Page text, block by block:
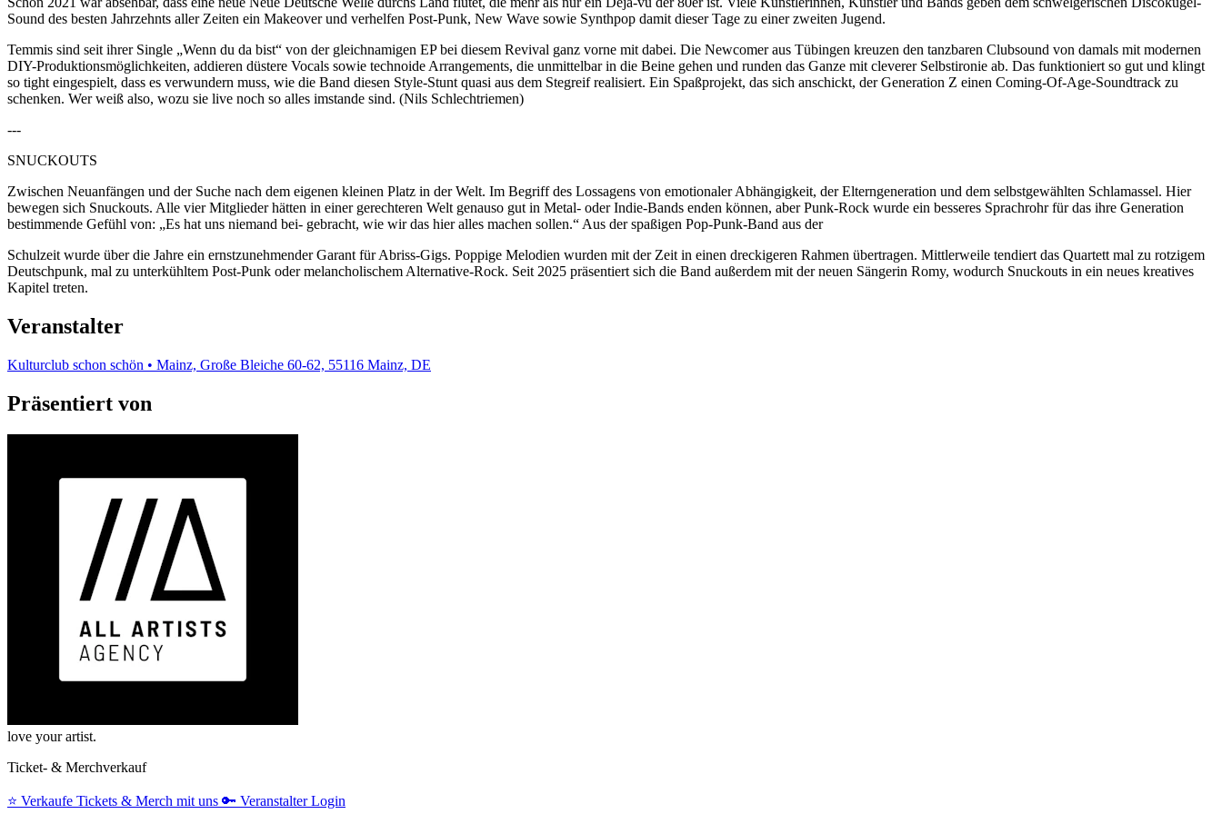
Sound des besten Jahrzehnts aller Zeiten ein Makeover und verhelfen Post-Punk, New Wave sowie Synthpop damit dieser Tage zu einer zweiten Jugend.
Temmis sind seit ihrer Single „Wenn du da bist“ von der gleichnamigen EP bei diesem Revival ganz vorne mit dabei. Die Newcomer aus Tübingen kreuzen den tanzbaren Clubsound von damals mit modernen
DIY-Produktionsmöglichkeiten, addieren düstere Vocals sowie technoide Arrangements, die unmittelbar in die Beine gehen und runden das Ganze mit cleverer Selbstironie ab. Das funktioniert so gut und klingt
so tight eingespielt, dass es verwundern muss, wie die Band diesen Style-Stunt quasi aus dem Stegreif realisiert. Ein Spaßprojekt, das sich anschickt, der Generation Z einen Coming-Of-Age-Soundtrack zu
schenken. Wer weiß also, wozu sie live noch so alles imstande sind. (Nils Schlechtriemen)
---
SNUCKOUTS
Zwischen Neuanfängen und der Suche nach dem eigenen kleinen Platz in der Welt. Im Begriff des Lossagens von emotionaler Abhängigkeit, der Elterngeneration und dem selbstgewählten Schlamassel. Hier
bewegen sich Snuckouts. Alle vier Mitglieder hätten in einer gerechteren Welt genauso gut in Metal- oder Indie-Bands enden können, aber Punk-Rock wurde ein besseres Sprachrohr für das ihre Generation
bestimmende Gefühl von: „Es hat uns niemand bei- gebracht, wie wir das hier alles machen sollen.“ Aus der spaßigen Pop-Punk-Band aus der
Schulzeit wurde über die Jahre ein ernstzunehmender Garant für Abriss-Gigs. Poppige Melodien wurden mit der Zeit in einen dreckigeren Rahmen übertragen. Mittlerweile tendiert das Quartett mal zu rotzigem
Deutschpunk, mal zu unterkühltem Post-Punk oder melancholischem Alternative-Rock. Seit 2025 präsentiert sich die Band außerdem mit der neuen Sängerin Romy, wodurch Snuckouts in ein neues kreatives
Kapitel treten.
Veranstalter
Kulturclub schon schön • Mainz, Große Bleiche 60-62, 55116 Mainz, DE
Präsentiert von
love your artist.
Ticket- & Merchverkauf
⭐️ Verkaufe Tickets & Merch mit uns 🔑 Veranstalter Login